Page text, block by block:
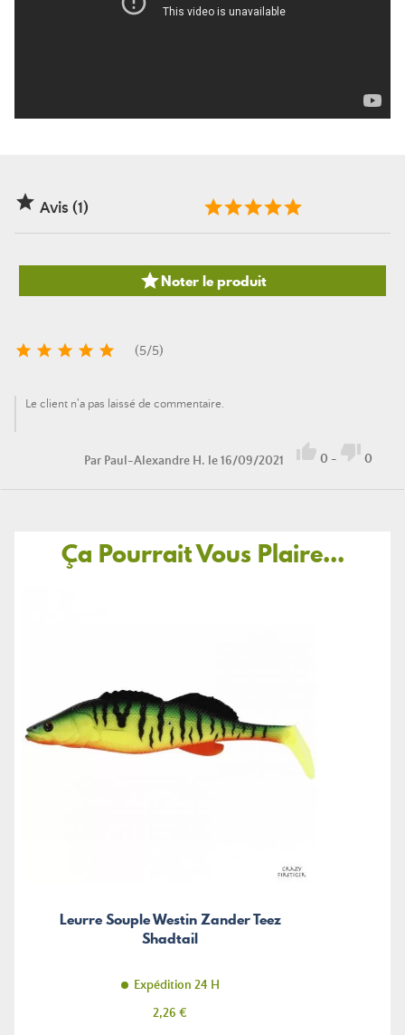
 Avis (1)
Noter le produit
     (5/5)
Le client n'a pas laissé de commentaire.
Par Paul-Alexandre H. le 16/09/2021  0 -  0
Ça Pourrait Vous Plaire...
Leurre Souple Westin Zander Teez
Shadtail
Expédition 24 H
Prix
2,26 €